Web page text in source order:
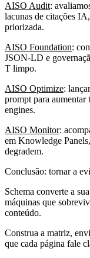
AISO Audit:
lacunas de citações
priorizada.
AISO Foundation:
JSON-LD e
T limpo.
AISO Optimize:
prompt para
engines.
AISO Monitor:
em Knowledge
degradem.
Conclusão: tornar a
Schema converte a
máquinas que
conteúdo.
Construa a matriz,
que cada página fale